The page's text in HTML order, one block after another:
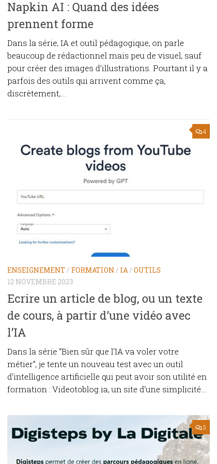
Napkin AI : Quand des idées
prennent forme
Dans la série, IA et outil pédagogique, on parle
beaucoup de rédactionnel mais peu de visuel, sauf
pour créer des images d’illustrations. Pourtant il y a
parfois des outils qui arrivent comme ça,
discrètement,...
4
ENSEIGNEMENT / FORMATION / IA/ OUTILS
12 NOVEMBRE 2023
Ecrire un article de blog, ou un texte
de cours, à partir d’une vidéo avec
l’IA
Dans la série “Bien sûr que l’IA va voler votre
métier“, je tente un nouveau test avec un outil
d’intelligence artificielle qui peut avoir son utilité en
formation : Videotoblog.ia, un site d’une simplicité...
3